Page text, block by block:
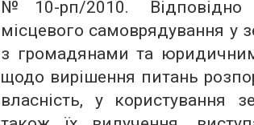
№10-рп/2010.
місцевого самоврядування у
з громадянами та
щодо вирішення питань
власність, у користування